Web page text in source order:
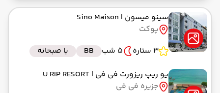
سینو میسون | Sino Maison
پوکت
3 ستاره
5 شب BB
با صبحانه
یو ریپ ریزورت فی فی | U RIP RESORT
جزیره فی فی